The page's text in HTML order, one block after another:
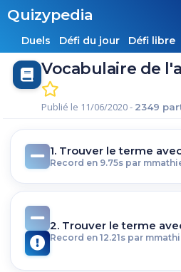
Quizypedia
Duels
Défi du jour Défi libre
Vocabulaire de
Publié le 11/06/2020 - 2349
1. Trouver le terme
Record en 9.75s par
2. Trouver le terme
Record en 12.21s par